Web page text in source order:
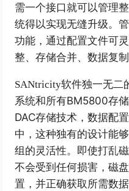
需一个接口就可以管理
统得以实现无缝升级。
功能，通过配置文件可
整、存储合并、数据复制
SANtricity软件独一无二
系统和所有BM5800存
DAC存储技术，数据配
中，这种独有的设计能
组的灵活性。即使打乱
不会受到任何损害，磁
置，并正确获取所需数